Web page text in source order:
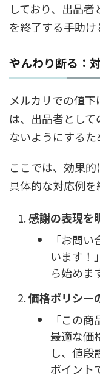
しており、出品
を終了する手助け
やんわり断る：
メルカリでの値
は、出品者とし
ないようにするた
ここでは、効果
具体的な対応例を
感謝の表現を
「お問
います！
ら始めま
価格ポリシー
「この
最適な価
し、値段
ポイント